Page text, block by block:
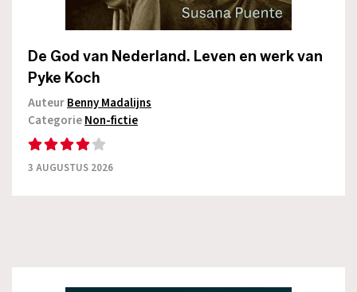
De God van Nederland. Leven en werk van
Pyke Koch
AuteurBenny Madalijns
CategorieNon-fictie
3 AUGUSTUS 2026